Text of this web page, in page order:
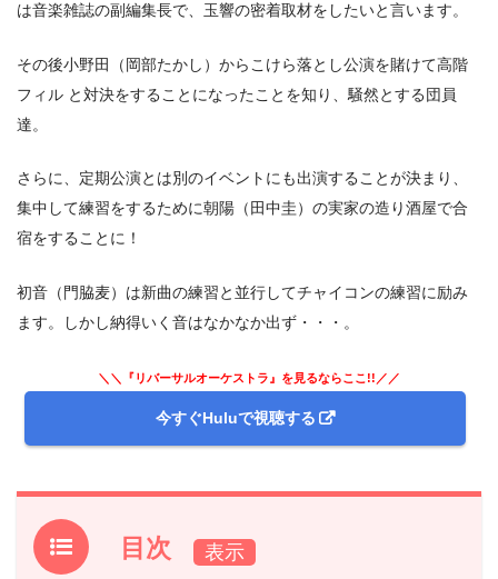
は音楽雑誌の副編集長で、玉響の密着取材をしたいと言います。
その後小野田（岡部たかし）からこけら落とし公演を賭けて高階
フィル と対決をすることになったことを知り、騒然とする団員
達。
さらに、定期公演とは別のイベントにも出演することが決まり、
集中して練習をするために朝陽（田中圭）の実家の造り酒屋で合
宿をすることに！
初音（門脇麦）は新曲の練習と並行してチャイコンの練習に励み
ます。しかし納得いく音はなかなか出ず・・・。
＼＼『リバーサルオーケストラ』を見るならここ!!／／
今すぐHuluで視聴する
目次